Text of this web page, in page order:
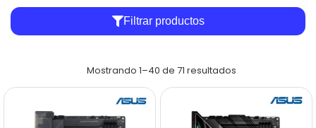
Filtrar productos
Mostrando 1–40 de 71 resultados